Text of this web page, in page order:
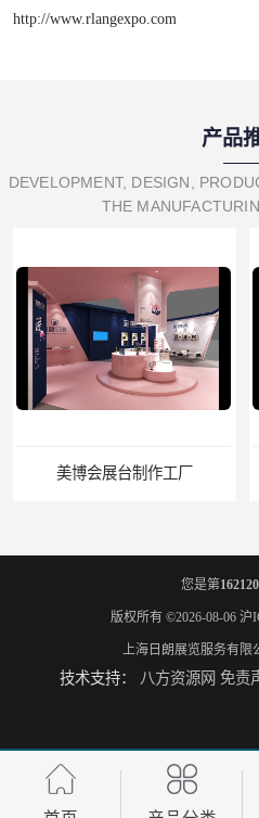
http://www.rlangexpo.com
产品
DEVELOPMENT, DESIGN,
THE
美博会展台制作工厂
家具展搭建工厂
您是第
版权所有 ©2026-08-06 沪
上海日朗展览服务有限
技术支持： 八方资源网 免责